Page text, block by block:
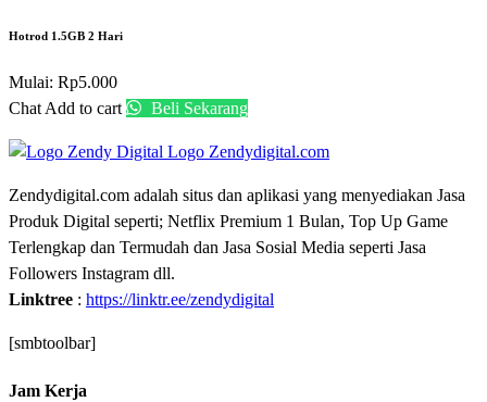
Hotrod 1.5GB 2 Hari
Mulai: Rp5.000
ChatAdd to cart Beli Sekarang
Zendydigital.com adalah situs dan aplikasi yang menyediakan Jasa
Produk Digital seperti; Netflix Premium 1 Bulan, Top Up Game
Terlengkap dan Termudah dan Jasa Sosial Media seperti Jasa
Followers Instagram dll.
Linktree : https://linktr.ee/zendydigital
[smbtoolbar]
Jam Kerja